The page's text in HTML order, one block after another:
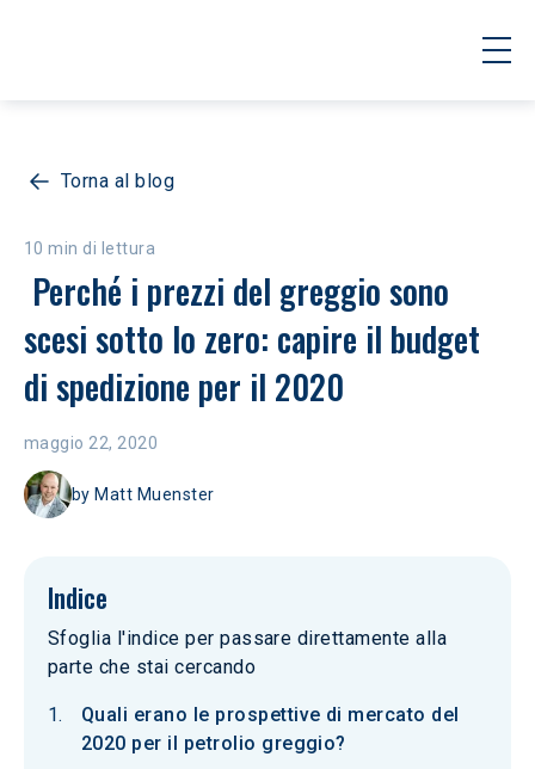
Torna al blog
10 min di lettura
scesi sotto lo zero: capire il budget
di spedizione per il 2020
maggio 22, 2020
by Matt Muenster
Indice
Sfoglia l'indice per passare direttamente alla
parte che stai cercando
Quali erano le prospettive di mercato del
2020 per il petrolio greggio?